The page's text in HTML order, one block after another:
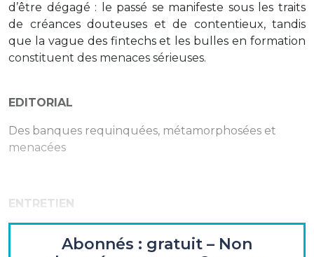
d’être dégagé : le passé se manifeste sous les traits
de créances douteuses et de contentieux, tandis
que la vague des fintechs et les bulles en formation
constituent des menaces sérieuses.
EDITORIAL
Des banques requinquées, métamorphosées et
menacées
ENTRETIEN
superviseur de la banque de grande clientèle
Abonnés : gratuit – Non